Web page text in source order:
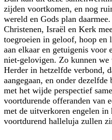
zijden voortkomen, en nog
wereld en Gods plan
Christenen, Israël en Kerk
toegroeien in geloof, hoop en
aan elkaar en getuigenis voor
niet-gelovigen. Zo kunnen we
Herder in hetzelfde verbond,
aangegaan, en onder
met het wijde perspectief
voortdurende offeranden van
met de uitverkoren engelen
voortdurend halleluja zullen